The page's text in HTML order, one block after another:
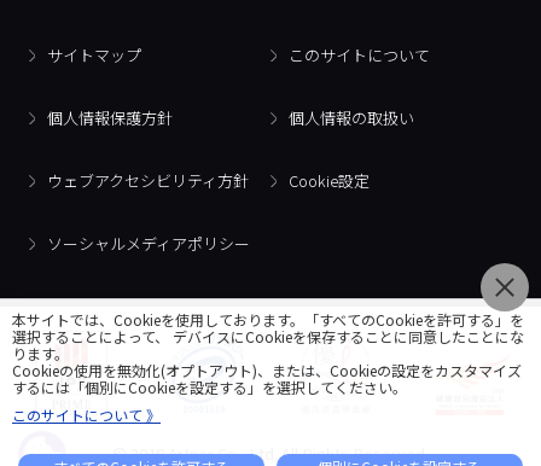
サイトマップ このサイトについて
個人情報保護方針 個人情報の取扱い
ウェブアクセシビリティ方針 Cookie設定
ソーシャルメディアポリシー
© 2018 Artner Co., Ltd. All Rights Reserved.
本サイトでは、Cookieを使用しております。「すべてのCookieを許可する」を
選択することによって、 デバイスにCookieを保存することに同意したことにな
ります。
Cookieの使用を無効化(オプトアウト)、または、Cookieの設定をカスタマイズ
するには「個別にCookieを設定する」を選択してください。
このサイトについて 》